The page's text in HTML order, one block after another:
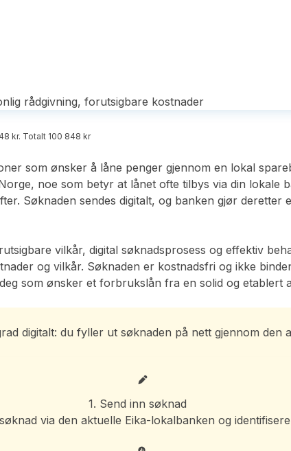
rådgivning, forutsigbare kostnader
kr. Totalt 100 848 kr
som ønsker å låne penger gjennom en lokal
noe som betyr at lånet ofte tilbys via din
Søknaden sendes digitalt, og banken gjør deretter
vilkår, digital søknadsprosess og effektiv
og vilkår. Søknaden er kostnadsfri og ikke
som ønsker et forbrukslån fra en solid og etablert
digitalt: du fyller ut søknaden på nett gjennom
1. Send inn søknad
via den aktuelle Eika-lokalbanken og